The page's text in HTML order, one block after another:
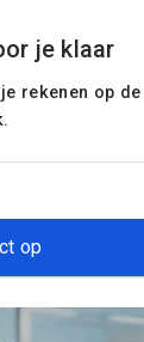
je klaar
rekenen op
op